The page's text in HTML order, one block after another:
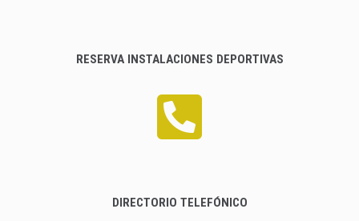
RESERVA INSTALACIONES DEPORTIVAS
DIRECTORIO TELEFÓNICO